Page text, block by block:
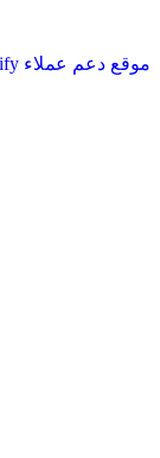
موقع دعم عملاء Spotify